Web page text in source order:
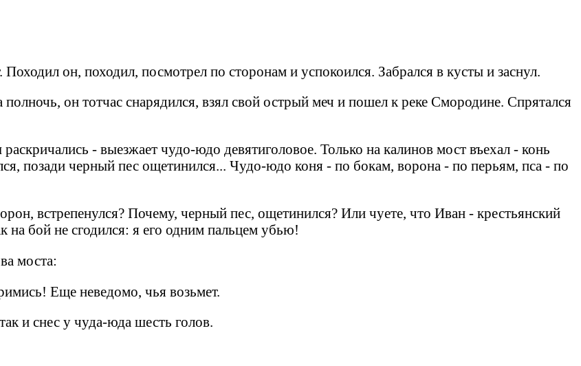
он, походил, посмотрел по сторонам и успокоился. Забрался в кусты и заснул.
он тотчас снарядился, взял свой острый меч и пошел к реке Смородине. Спрятался
- выезжает чудо-юдо девятиголовое. Только на калинов мост въехал - конь
позади черный пес ощетинился... Чудо-юдо коня - по бокам, ворона - по перьям, пса - по
встрепенулся? Почему, черный пес, ощетинился? Или чуете, что Иван - крестьянский
на бой не сгодился: я его одним пальцем убью!
моста:
Еще неведомо, чья возьмет.
и снес у чуда-юда шесть голов.